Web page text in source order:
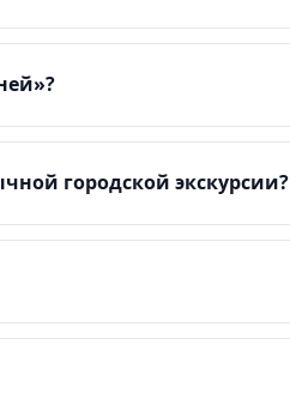
городской экскурсии?